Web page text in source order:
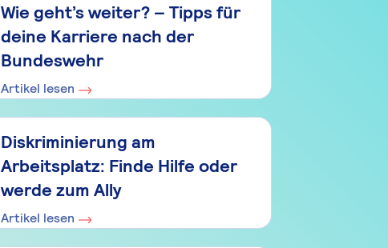
Wie geht’s weiter? – Tipps für
deine Karriere nach der
Bundeswehr
Artikel lesen
Diskriminierung am
Arbeitsplatz: Finde Hilfe oder
werde zum Ally
Artikel lesen